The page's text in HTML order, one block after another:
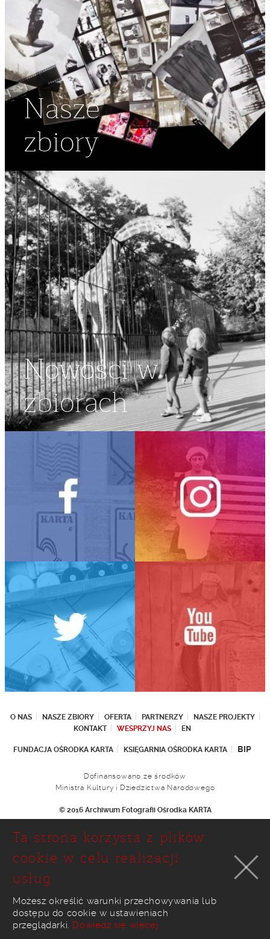
Nasze
zbiory
Nowości w
zbiorach
O NAS NASZE ZBIORY OFERTA PARTNERZY
NASZE PROJEKTY
KONTAKT
WESPRZYJ NAS EN
FUNDACJA OŚRODKA KARTA KSIĘGARNIA OŚRODKA KARTA BIP
Dofinansowano ze środków
Ministra Kultury i Dziedzictwa Narodowego
© 2016 Archiwum Fotografii Ośrodka KARTA
Ul. Narbutta 29
02-536 Warszawa
tel.: (+48 22) 646 36 90
e-mail: foto@karta.org.pl
realizacja:Ideo
Ta strona korzysta z plików
cookie w celu realizacji
usług.
Możesz określić warunki przechowywania lub
dostępu do cookie w ustawieniach
przeglądarki. Dowiedz się więcej